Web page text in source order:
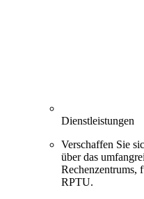
Dienstleistungen
Verschaffen Sie
über das
Rechenzentrums,
RPTU.